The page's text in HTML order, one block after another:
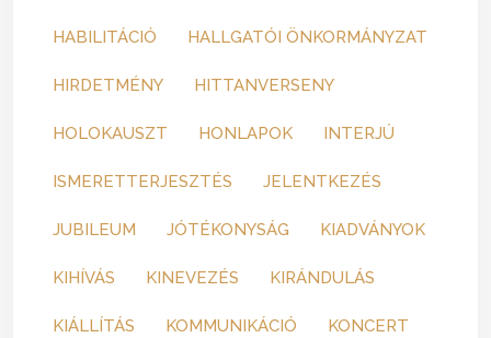
HABILITÁCIÓ HALLGATÓI ÖNKORMÁNYZAT
HIRDETMÉNY HITTANVERSENY
HOLOKAUSZT HONLAPOK INTERJÚ
ISMERETTERJESZTÉS JELENTKEZÉS
JUBILEUM JÓTÉKONYSÁG KIADVÁNYOK
KIHÍVÁS KINEVEZÉS KIRÁNDULÁS
KIÁLLÍTÁS KOMMUNIKÁCIÓ KONCERT